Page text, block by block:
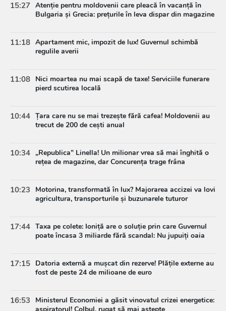
15:27 Atenție pentru moldovenii care pleacă în vacanță în
Bulgaria și Grecia: prețurile în leva dispar din magazine
11:18 Apartament mic, impozit de lux! Guvernul schimbă
regulile averii
11:08 Nici moartea nu mai scapă de taxe! Serviciile funerare
pierd scutirea locală
10:44 Țara care nu se mai trezește fără cafea! Moldovenii au
trecut de 200 de cești anual
10:34 „Republica” Linella! Un milionar vrea să mai înghită o
rețea de magazine, dar Concurența trage frâna
10:23
Motorina, transformată în lux? Majorarea accizei va lovi
agricultura, transporturile și buzunarele tuturor
17:44 Taxa pe colete: Ioniță are o soluție prin care Guvernul
poate încasa 3 miliarde fără scandal: Nu jupuiți oaia
17:15 Datoria externă a mușcat din rezerve! Plățile externe au
fost de peste 24 de milioane de euro
16:53
Ministerul Economiei a găsit vinovatul crizei energetice: